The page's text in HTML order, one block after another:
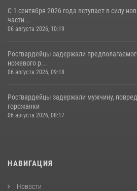
С 1 сентября 2026 года вступает в силу
частн...
06 августа 2026, 10:19
Росгвардейцы задержали
ножевого р...
06 августа 2026, 09:18
Росгвардейцы задержали мужчину,
горожанки
06 августа 2026, 08:17
НАВИГАЦИЯ
Новости